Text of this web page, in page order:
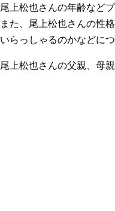
尾上松也さんの年齢など
また、尾上松也さんの性
いらっしゃるのかなどに
尾上松也さんの父親、母